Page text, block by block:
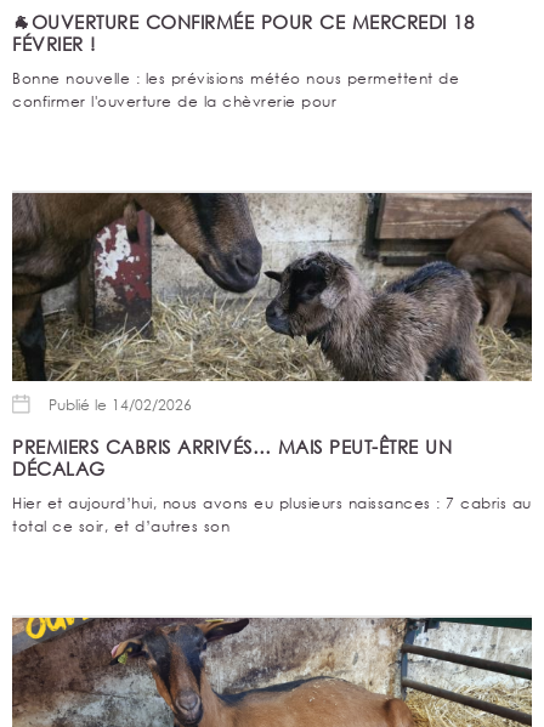
🐐OUVERTURE CONFIRMÉE POUR CE MERCREDI 18
FÉVRIER !
Bonne nouvelle : les prévisions météo nous permettent de
confirmer l'ouverture de la chèvrerie pour
Publié le 14/02/2026
PREMIERS CABRIS ARRIVÉS… MAIS PEUT-ÊTRE UN
DÉCALAG
Hier et aujourd’hui, nous avons eu plusieurs naissances : 7 cabris au
total ce soir, et d’autres son